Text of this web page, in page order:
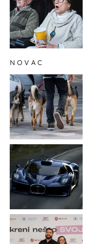
NOVAC